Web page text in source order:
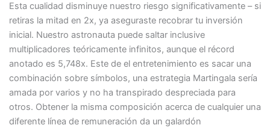
Esta cualidad disminuye nuestro riesgo significativamente – si
retiras la mitad en 2x, ya aseguraste recobrar tu inversión
inicial. Nuestro astronauta puede saltar inclusive
multiplicadores teóricamente infinitos, aunque el récord
anotado es 5,748x. Este de el entretenimiento es sacar una
combinación sobre símbolos, una estrategia Martingala serí­a
amada por varios y no ha transpirado despreciada para
otros. Obtener la misma composición acerca de cualquier una
diferente línea de remuneración da un galardón